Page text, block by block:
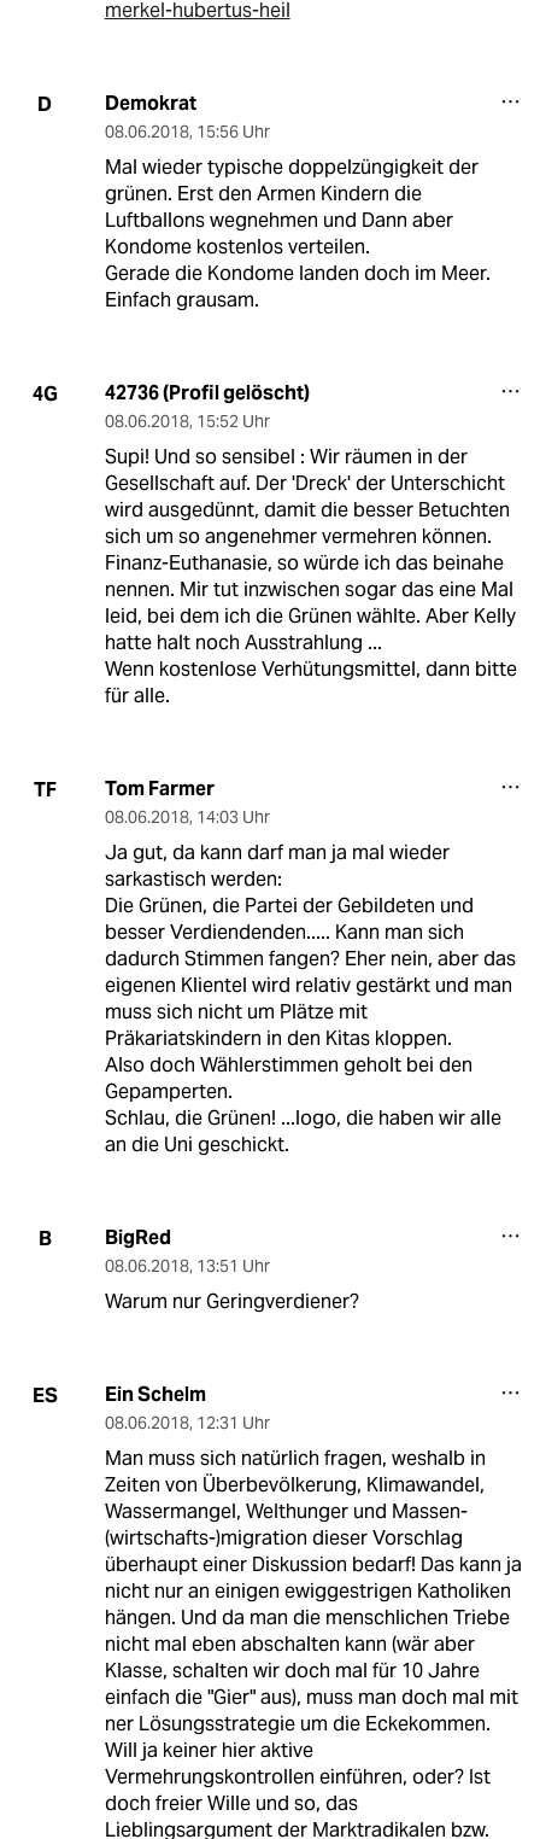
merkel-hubertus-heil
D Demokrat
08.06.2018, 15:56 Uhr
Mal wieder typische doppelzüngigkeit der
grünen. Erst den Armen Kindern die
Luftballons wegnehmen und Dann aber
Kondome kostenlos verteilen.
Gerade die Kondome landen doch im Meer.
Einfach grausam.
4G 42736 (Profil gelöscht)
08.06.2018, 15:52 Uhr
Supi! Und so sensibel : Wir räumen in der
Gesellschaft auf. Der 'Dreck' der Unterschicht
wird ausgedünnt, damit die besser Betuchten
sich um so angenehmer vermehren können.
Finanz-Euthanasie, so würde ich das beinahe
nennen. Mir tut inzwischen sogar das eine Mal
leid, bei dem ich die Grünen wählte. Aber Kelly
hatte halt noch Ausstrahlung ...
Wenn kostenlose Verhütungsmittel, dann bitte
für alle.
TF Tom Farmer
08.06.2018, 14:03 Uhr
Ja gut, da kann darf man ja mal wieder
sarkastisch werden:
Die Grünen, die Partei der Gebildeten und
besser Verdiendenden..... Kann man sich
dadurch Stimmen fangen? Eher nein, aber das
eigenen Klientel wird relativ gestärkt und man
muss sich nicht um Plätze mit
Präkariatskindern in den Kitas kloppen.
Also doch Wählerstimmen geholt bei den
Gepamperten.
Schlau, die Grünen! ...logo, die haben wir alle
an die Uni geschickt.
B BigRed
08.06.2018, 13:51 Uhr
Warum nur Geringverdiener?
ES Ein Schelm
08.06.2018, 12:31 Uhr
Man muss sich natürlich fragen, weshalb in
Zeiten von Überbevölkerung, Klimawandel,
Wassermangel, Welthunger und Massen-
(wirtschafts-)migration dieser Vorschlag
überhaupt einer Diskussion bedarf! Das kann ja
nicht nur an einigen ewiggestrigen Katholiken
hängen. Und da man die menschlichen Triebe
nicht mal eben abschalten kann (wär aber
Klasse, schalten wir doch mal für 10 Jahre
einfach die "Gier" aus), muss man doch mal mit
ner Lösungsstrategie um die Eckekommen.
Will ja keiner hier aktive
Vermehrungskontrollen einführen, oder? Ist
doch freier Wille und so, das
Lieblingsargument der Marktradikalen bzw.